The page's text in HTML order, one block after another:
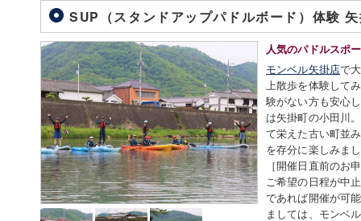
SUP（スタンドアップパドルボード）体験
人気のパドルスポ
モンベル矢掛店で
上散歩を体験して
験がない方も安心
は矢掛町の小田川
て栄えた古い町並
を存分に楽しみま
［開催日直前のお
ご希望の日程が中
であれば開催が可
ましては、モンベ